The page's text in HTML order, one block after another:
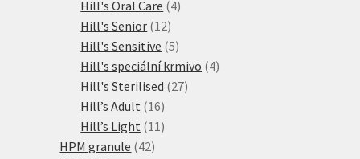
produkty
Hill's Oral Care 44
Hill's Senior 1212
produktů
Hill's Sensitive 55
produktů
Hill's speciální krmivo 44
Hill's Sterilised 2727
Hill’s Adult 1616
produktů
Hill’s Light 11 11
HPM granule 4242